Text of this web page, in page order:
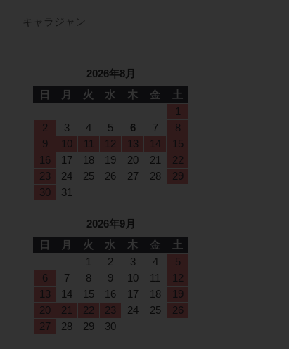
キャラジャン
2026年8月
日
月 火 水 木 金
土
1
2
3 4 5 6 7
8
9
10 11 12 13 14
15
16
17 18 19 20 21
22
23
24 25 26 27 28
29
30
31
2026年9月
日
月 火 水 木 金
土
1
2 3 4
5
6
7 8 9 10 11
12
13
14 15 16 17 18
19
20
21 22 23 24 25
26
27
28 29 30